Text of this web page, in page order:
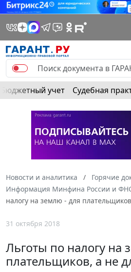
Бюджетный учет Судебная
Новости и аналитика
Горячие
Информация Минфина России и
налогу на землю - для
31 октября 2018
Льготы по налогу на
плательщиков, а не